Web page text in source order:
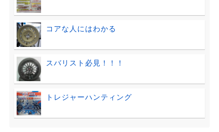
コアな人にはわかる
スバリスト必見！！！
トレジャーハンティング